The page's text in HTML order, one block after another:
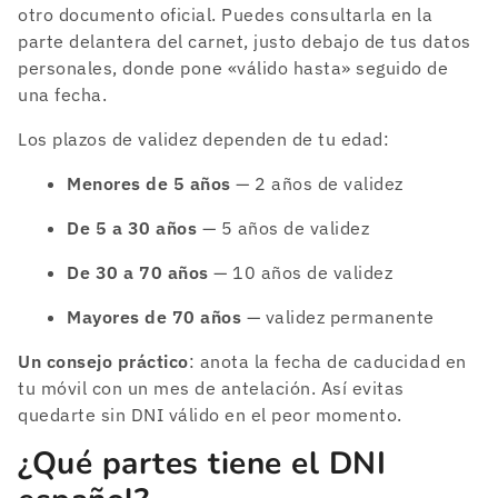
otro documento oficial. Puedes consultarla en la
parte delantera del carnet, justo debajo de tus datos
personales, donde pone «válido hasta» seguido de
una fecha.
Los plazos de validez dependen de tu edad:
Menores de 5 años — 2 años de validez
De 5 a 30 años — 5 años de validez
De 30 a 70 años — 10 años de validez
Mayores de 70 años — validez permanente
Un consejo práctico: anota la fecha de caducidad en
tu móvil con un mes de antelación. Así evitas
quedarte sin DNI válido en el peor momento.
¿Qué partes tiene el DNI